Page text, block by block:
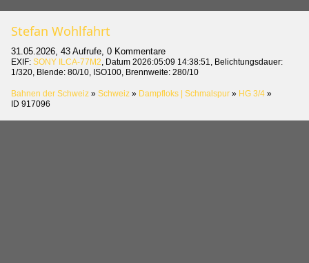
Stefan Wohlfahrt
31.05.2026, 43 Aufrufe, 0 Kommentare
EXIF: SONY ILCA-77M2, Datum 2026:05:09 14:38:51, Belichtungsdauer:
1/320, Blende: 80/10, ISO100, Brennweite: 280/10
Bahnen der Schweiz » Schweiz » Dampfloks | Schmalspur » HG 3/4 »
ID 917096